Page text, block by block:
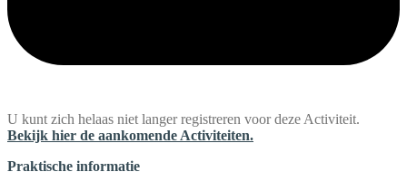
U kunt zich helaas niet langer registreren voor deze Activiteit.
Bekijk hier de aankomende Activiteiten.
Praktische informatie